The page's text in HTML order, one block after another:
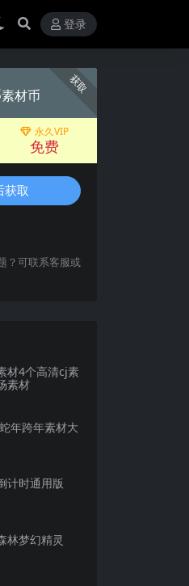
登录
获取
素材币
永久VIP
免费
获取
？可联系客服或
材4个高清cj素
素材
年跨年素材大
计时通用版
林梦幻精灵